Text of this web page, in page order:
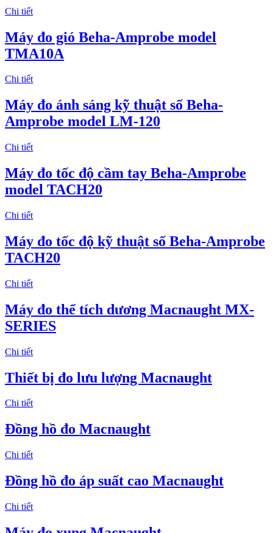
Chi tiết
​Máy đo gió Beha-Amprobe model
TMA10A
Chi tiết
​Máy đo ánh sáng kỹ thuật số Beha-
Amprobe model LM-120
Chi tiết
Máy đo tốc độ cầm tay Beha-Amprobe
model TACH20
Chi tiết
Máy đo tốc độ kỹ thuật số Beha-Amprobe
TACH20
Chi tiết
Máy đo thể tích dương Macnaught MX-
SERIES
Chi tiết
Thiết bị đo lưu lượng Macnaught
Chi tiết
Đồng hồ đo Macnaught
Chi tiết
Đồng hồ đo áp suất cao Macnaught
Chi tiết